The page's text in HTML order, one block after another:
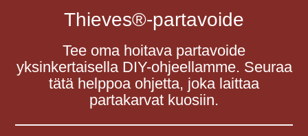
Thieves®-partavoide
Tee oma hoitava partavoide
yksinkertaisella DIY-ohjeellamme. Seuraa
tätä helppoa ohjetta, joka laittaa
partakarvat kuosiin.